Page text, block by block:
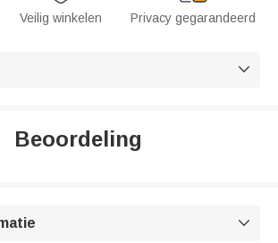
Veilig winkelen Privacy gegarandeerd

Beoordeling
